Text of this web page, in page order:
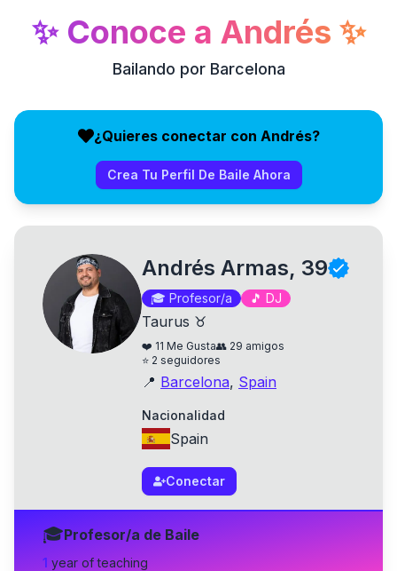
✨ Conoce a Andrés ✨
Bailando por Barcelona
¿Quieres conectar con Andrés?
Crea Tu Perfil De Baile Ahora
Andrés Armas, 39
🎓 Profesor/a 🎵 DJ
Taurus ♉
❤️ 11 Me Gusta👥 29 amigos
⭐ 2 seguidores
📍 Barcelona, Spain
Nacionalidad
Spain
Conectar
🎓Profesor/a de Baile
1 year of teaching